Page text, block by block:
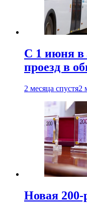
С 1 июня в
проезд в
2 месяца спустя2
Новая 200-